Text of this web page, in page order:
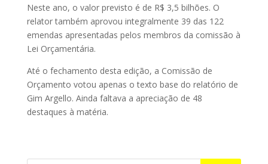
Neste ano, o valor previsto é de R$ 3,5 bilhões. O
relator também aprovou integralmente 39 das 122
emendas apresentadas pelos membros da comissão à
Lei Orçamentária.
Até o fechamento desta edição, a Comissão de
Orçamento votou apenas o texto base do relatório de
Gim Argello. Ainda faltava a apreciação de 48
destaques à matéria.